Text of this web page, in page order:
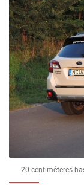
20 centiméteres